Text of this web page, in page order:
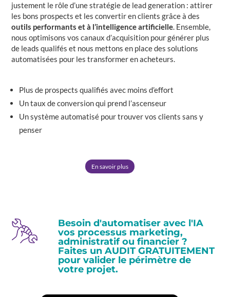
justement le rôle d’une stratégie de lead generation : attirer
les bons prospects et les convertir en clients grâce à des
outils performants et à l’intelligence artificielle. Ensemble,
nous optimisons vos canaux d’acquisition pour générer plus
de leads qualifés et nous mettons en place des solutions
automatisées pour les transformer en acheteurs.
Plus de prospects qualifiés avec moins d’effort
Un taux de conversion qui prend l’ascenseur
Un système automatisé pour trouver vos clients sans y
penser
En savoir plus
Besoin d'automatiser avec l'IA
vos processus marketing,
administratif ou financier ?
Faites un AUDIT GRATUITEMENT
pour valider le périmètre de
votre projet.